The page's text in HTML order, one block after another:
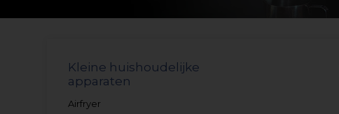
Kleine huishoudelijke
apparaten
Airfryer